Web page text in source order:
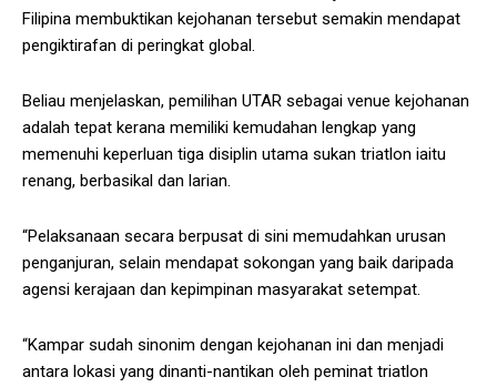
Filipina membuktikan kejohanan tersebut semakin mendapat
pengiktirafan di peringkat global.
Beliau menjelaskan, pemilihan UTAR sebagai venue kejohanan
adalah tepat kerana memiliki kemudahan lengkap yang
memenuhi keperluan tiga disiplin utama sukan triatlon iaitu
renang, berbasikal dan larian.
“Pelaksanaan secara berpusat di sini memudahkan urusan
penganjuran, selain mendapat sokongan yang baik daripada
agensi kerajaan dan kepimpinan masyarakat setempat.
“Kampar sudah sinonim dengan kejohanan ini dan menjadi
antara lokasi yang dinanti-nantikan oleh peminat triatlon